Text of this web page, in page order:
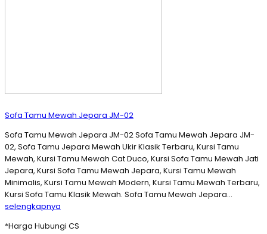
Sofa Tamu Mewah Jepara JM-02
Sofa Tamu Mewah Jepara JM-02 Sofa Tamu Mewah Jepara JM-
02, Sofa Tamu Jepara Mewah Ukir Klasik Terbaru, Kursi Tamu
Mewah, Kursi Tamu Mewah Cat Duco, Kursi Sofa Tamu Mewah Jati
Jepara, Kursi Sofa Tamu Mewah Jepara, Kursi Tamu Mewah
Minimalis, Kursi Tamu Mewah Modern, Kursi Tamu Mewah Terbaru,
Kursi Sofa Tamu Klasik Mewah. Sofa Tamu Mewah Jepara…
selengkapnya
*Harga Hubungi CS